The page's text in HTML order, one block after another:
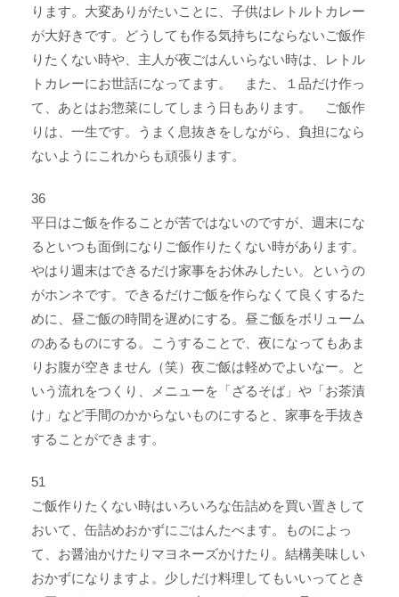
ります。大変ありがたいことに、子供はレトルトカレー
が大好きです。どうしても作る気持ちにならないご飯作
りたくない時や、主人が夜ごはんいらない時は、レトル
トカレーにお世話になってます。 また、１品だけ作っ
て、あとはお惣菜にしてしまう日もあります。 ご飯作
りは、一生です。うまく息抜きをしながら、負担になら
ないようにこれからも頑張ります。
36
平日はご飯を作ることが苦ではないのですが、週末にな
るといつも面倒になりご飯作りたくない時があります。
やはり週末はできるだけ家事をお休みしたい。というの
がホンネです。できるだけご飯を作らなくて良くするた
めに、昼ご飯の時間を遅めにする。昼ご飯をボリューム
のあるものにする。こうすることで、夜になってもあま
りお腹が空きません（笑）夜ご飯は軽めでよいなー。と
いう流れをつくり、メニューを「ざるそば」や「お茶漬
け」など手間のかからないものにすると、家事を手抜き
することができます。
51
ご飯作りたくない時はいろいろな缶詰めを買い置きして
おいて、缶詰めおかずにごはんたべます。ものによっ
て、お醤油かけたりマヨネーズかけたり。結構美味しい
おかずになりますよ。少しだけ料理してもいいってとき